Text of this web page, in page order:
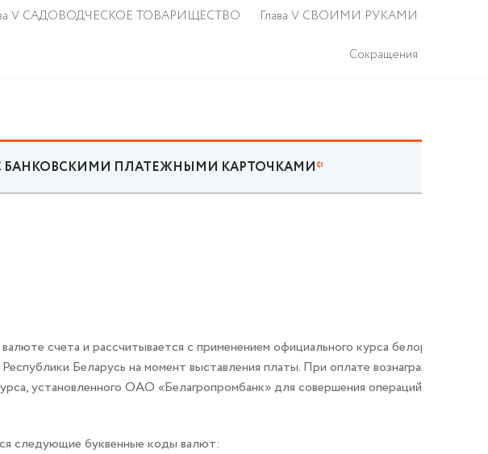
V САДОВОДЧЕСКОЕ ТОВАРИЩЕСТВО Глава V СВОИМИ РУКАМИ
Сокращения
С БАНКОВСКИМИ ПЛАТЕЖНЫМИ КАРТОЧКАМИ*
счета и рассчитывается с применением официального курса белорусского
Беларусь на момент выставления платы. При оплате вознаграждения с
установленного ОАО «Белагропромбанк» для совершения операций с
следующие буквенные коды валют: